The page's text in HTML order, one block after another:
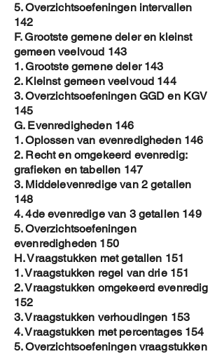
5. Overzichtsoefeningen intervallen
142
F. Grootste gemene deler en kleinst
gemeen veelvoud 143
1. Grootste gemene deler 143
2. Kleinst gemeen veelvoud 144
3. Overzichtsoefeningen GGD en KGV
145
G. Evenredigheden 146
1. Oplossen van evenredigheden 146
2. Recht en omgekeerd evenredig:
grafieken en tabellen 147
3. Middelevenredige van 2 getallen
148
4. 4de evenredige van 3 getallen 149
5. Overzichtsoefeningen
evenredigheden 150
H. Vraagstukken met getallen 151
1. Vraagstukken regel van drie 151
2. Vraagstukken omgekeerd evenredig
152
3. Vraagstukken verhoudingen 153
4. Vraagstukken met percentages 154
5. Overzichtsoefeningen vraagstukken